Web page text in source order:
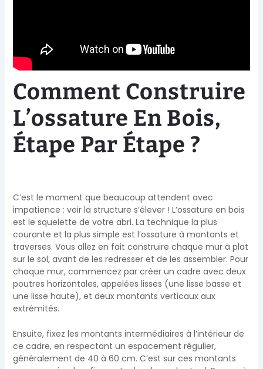
Comment Construire
L’ossature En Bois,
Étape Par Étape ?
C’est le moment que beaucoup attendent avec
impatience : voir la structure s’élever ! L’ossature en bois
est le squelette de votre abri. La technique la plus
courante et la plus simple est l’ossature à montants et
traverses. Vous allez en fait construire chaque mur à plat
sur le sol, avant de les redresser et de les assembler. Pour
chaque mur, commencez par créer un cadre avec deux
poutres horizontales, appelées lisses (une lisse basse et
une lisse haute), et deux montants verticaux aux
extrémités.
Ensuite, fixez les montants intermédiaires à l’intérieur de
ce cadre, en respectant un espacement régulier,
généralement de 40 à 60 cm. C’est sur ces montants